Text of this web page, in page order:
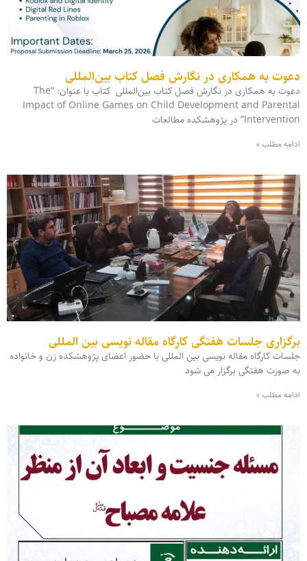
دعوت به همکاری در نگارش فصل کتاب بین‌المللی
دعوت به همکاری در نگارش فصل کتاب بین‌المللی کتاب با عنوان: “The
Impact of Online Games on Child Development and Parental
Intervention” در پژوهشکده مطالعات
ادامه مطلب »
برگزاری جلسات هفتگی کارگاه مقاله نویسی بین المللی
جلسات کارگاه مقاله نویسی بین المللی با حضور اعضای پژوهشکده زن و خانواده
به صورت هفتگی برگزار می شود
ادامه مطلب »